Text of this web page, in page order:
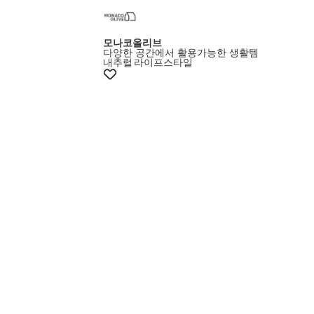
모나코올리브
다양한 공간에서 활용가능한 생활템
내추럴 라이프스타일